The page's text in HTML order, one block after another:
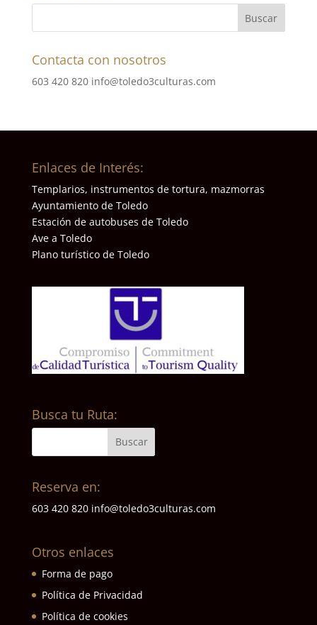
Contacta con nosotros
603 420 820 info@toledo3culturas.com
Enlaces de Interés:
Templarios, instrumentos de tortura, mazmorras
Ayuntamiento de Toledo
Estación de autobuses de Toledo
Ave a Toledo
Plano turístico de Toledo
Busca tu Ruta:
Reserva en:
603 420 820 info@toledo3culturas.com
Otros enlaces
Forma de pago
Política de Privacidad
Política de cookies